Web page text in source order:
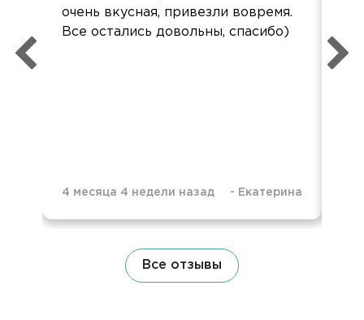
очень вкусная, привезли вовремя.
Все остались довольны, спасибо)
4 месяца 4 недели назад - Екатерина
Все отзывы